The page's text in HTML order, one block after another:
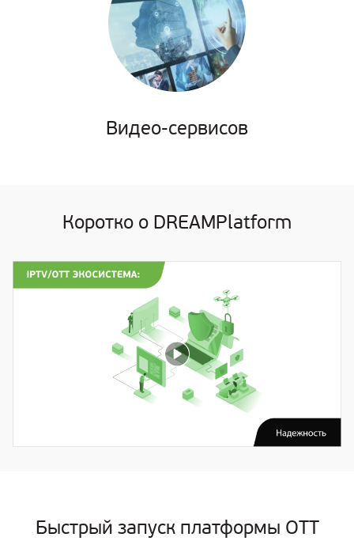
Видео-сервисов
Коротко о DREAMPlatform
Быстрый запуск платформы ОТТ